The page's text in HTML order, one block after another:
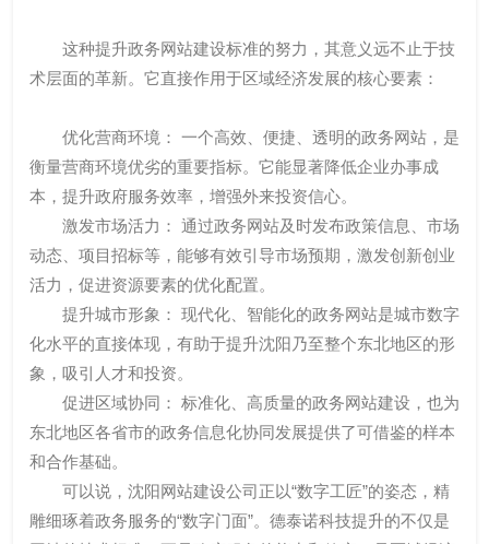
这种提升政务网站建设标准的努力，其意义远不止于技
术层面的革新。它直接作用于区域经济发展的核心要素：
优化营商环境： 一个高效、便捷、透明的政务网站，是
衡量营商环境优劣的重要指标。它能显著降低企业办事成
本，提升政府服务效率，增强外来投资信心。
激发市场活力： 通过政务网站及时发布政策信息、市场
动态、项目招标等，能够有效引导市场预期，激发创新创业
活力，促进资源要素的优化配置。
提升城市形象： 现代化、智能化的政务网站是城市数字
化水平的直接体现，有助于提升沈阳乃至整个东北地区的形
象，吸引人才和投资。
促进区域协同： 标准化、高质量的政务网站建设，也为
东北地区各省市的政务信息化协同发展提供了可借鉴的样本
和合作基础。
可以说，沈阳网站建设公司正以“数字工匠”的姿态，精
雕细琢着政务服务的“数字门面”。德泰诺科技提升的不仅是